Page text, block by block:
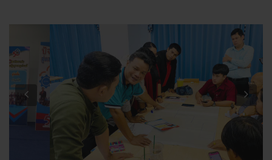
Previous Next